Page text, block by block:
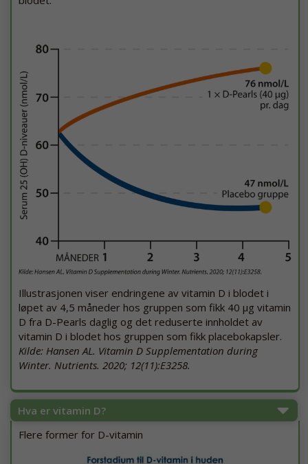
Illustrasjonen viser endringene av vitamin D i blodet i
løpet av 4,5 måneder hos gruppen som fikk 40 µg vitamin
D fra D-Pearls daglig og det reduserte innholdet av
vitamin D i blodet hos gruppen som fikk placebokapsler.
Kilde: Hansen AL. Vitamin D Supplementation during
Winter. Nutrients. 2020; 12(11):E3258.
Hva er vitamin D?
Flere former for D-vitamin